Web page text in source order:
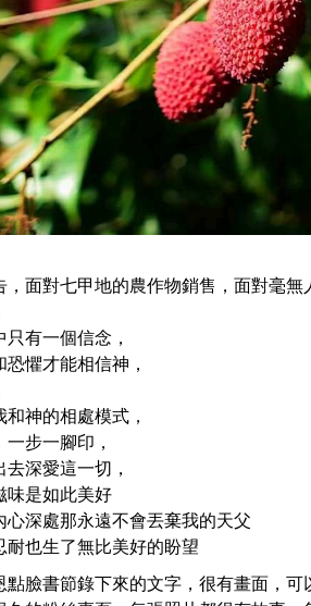
面對七甲地的農作物銷售，面對毫無
有一個信念，
懼才能相信神，
神的相處模式，
步一腳印，
深愛這一切，
味是如此美好
心深處那永遠不會丟棄我的天父
耐也生了無比美好的盼望
點臉書節錄下來的文字，很有畫面，